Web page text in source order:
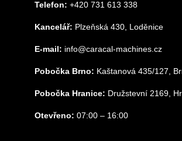
Telefon: +420 731 613 338
Kancelář: Plzeňská 430, Loděnice
E-mail: info@caracal-machines.cz
Pobočka Brno: Kaštanová 435/127,
Pobočka Hranice: Družstevní 2169,
Otevřeno: 07:00 – 16:00